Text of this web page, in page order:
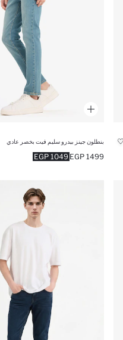
بنطلون جينز بيدرو سليم فيت بخصر عادي
1049 EGP 1499 EGP